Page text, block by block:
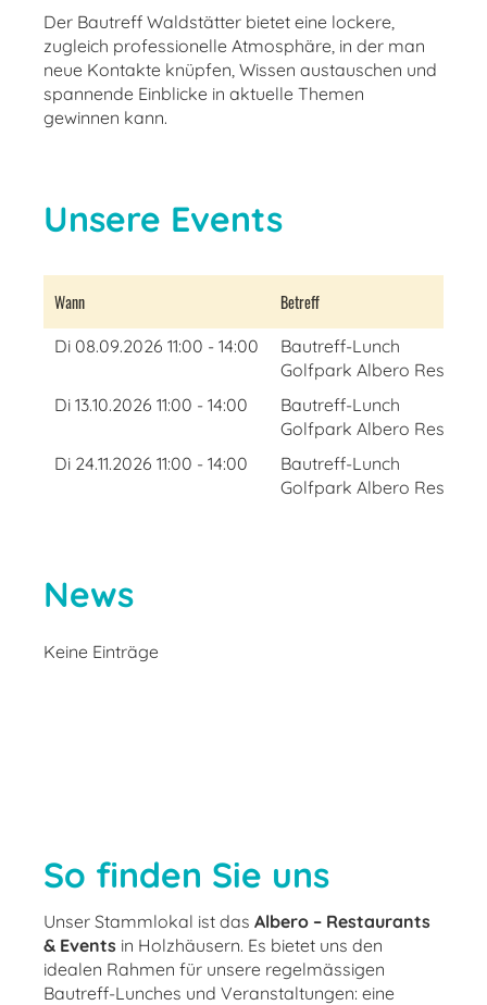
Der Bautreff Waldstätter bietet eine lockere,
zugleich professionelle Atmosphäre, in der man
neue Kontakte knüpfen, Wissen austauschen und
spannende Einblicke in aktuelle Themen
gewinnen kann.
Unsere Events
Wann Betreff
Di 08.09.2026 11:00 - 14:00
Bautreff-Lunch
Golfpark Albero
Di 13.10.2026 11:00 - 14:00
Bautreff-Lunch
Golfpark Albero
Di 24.11.2026 11:00 - 14:00
Bautreff-Lunch
Golfpark Albero
News
Keine Einträge
So finden Sie uns
Unser Stammlokal ist das Albero – Restaurants
& Events in Holzhäusern. Es bietet uns den
idealen Rahmen für unsere regelmässigen
Bautreff-Lunches und Veranstaltungen: eine